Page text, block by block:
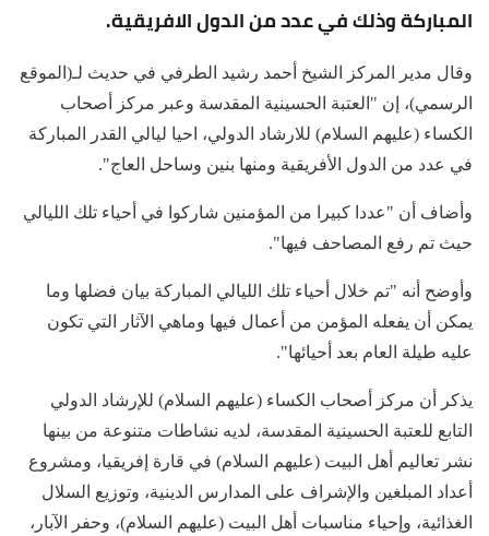
المباركة وذلك في عدد من الدول الافريقية.
وقال مدير المركز الشيخ أحمد رشيد الطرفي في حديث لـ(الموقع
الرسمي)، إن "العتبة الحسينية المقدسة وعبر مركز أصحاب
الكساء (عليهم السلام) للارشاد الدولي، احيا ليالي القدر المباركة
في عدد من الدول الأفريقية ومنها بنين وساحل العاج".
وأضاف أن "عددا كبيرا من المؤمنين شاركوا في أحياء تلك الليالي
حيث تم رفع المصاحف فيها".
وأوضح أنه "تم خلال أحياء تلك الليالي المباركة بيان فضلها وما
يمكن أن يفعله المؤمن من أعمال فيها وماهي الآثار التي تكون
عليه طيلة العام بعد أحيائها".
يذكر أن مركز أصحاب الكساء (عليهم السلام) للإرشاد الدولي
التابع للعتبة الحسينية المقدسة، لديه نشاطات متنوعة من بينها
نشر تعاليم أهل البيت (عليهم السلام) في قارة إفريقيا، ومشروع
أعداد المبلغين والإشراف على المدارس الدينية، وتوزيع السلال
الغذائية، وإحياء مناسبات أهل البيت (عليهم السلام)، وحفر الآبار،